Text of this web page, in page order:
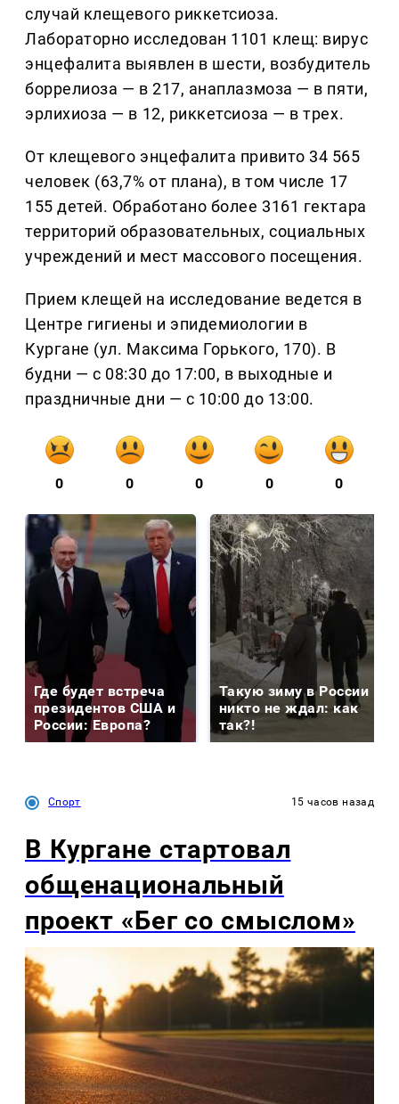
случай клещевого риккетсиоза.
Лабораторно исследован 1101 клещ: вирус
энцефалита выявлен в шести, возбудитель
боррелиоза — в 217, анаплазмоза — в пяти,
эрлихиоза — в 12, риккетсиоза — в трех.
От клещевого энцефалита привито 34 565
человек (63,7% от плана), в том числе 17
155 детей. Обработано более 3161 гектара
территорий образовательных, социальных
учреждений и мест массового посещения.
Прием клещей на исследование ведется в
Центре гигиены и эпидемиологии в
Кургане (ул. Максима Горького, 170). В
будни — с 08:30 до 17:00, в выходные и
праздничные дни — с 10:00 до 13:00.
0 0 0 0 0
Где будет встреча
президентов США и
России: Европа?
Такую зиму в России
никто не ждал: как
так?!
Спорт 15 часов назад
В Кургане стартовал
общенациональный
проект «Бег со смыслом»